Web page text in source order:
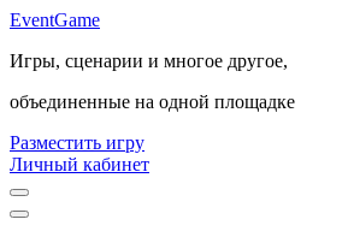
EventGame
Игры, сценарии и многое другое,
объединенные на одной площадке
Разместить игру
Личный кабинет